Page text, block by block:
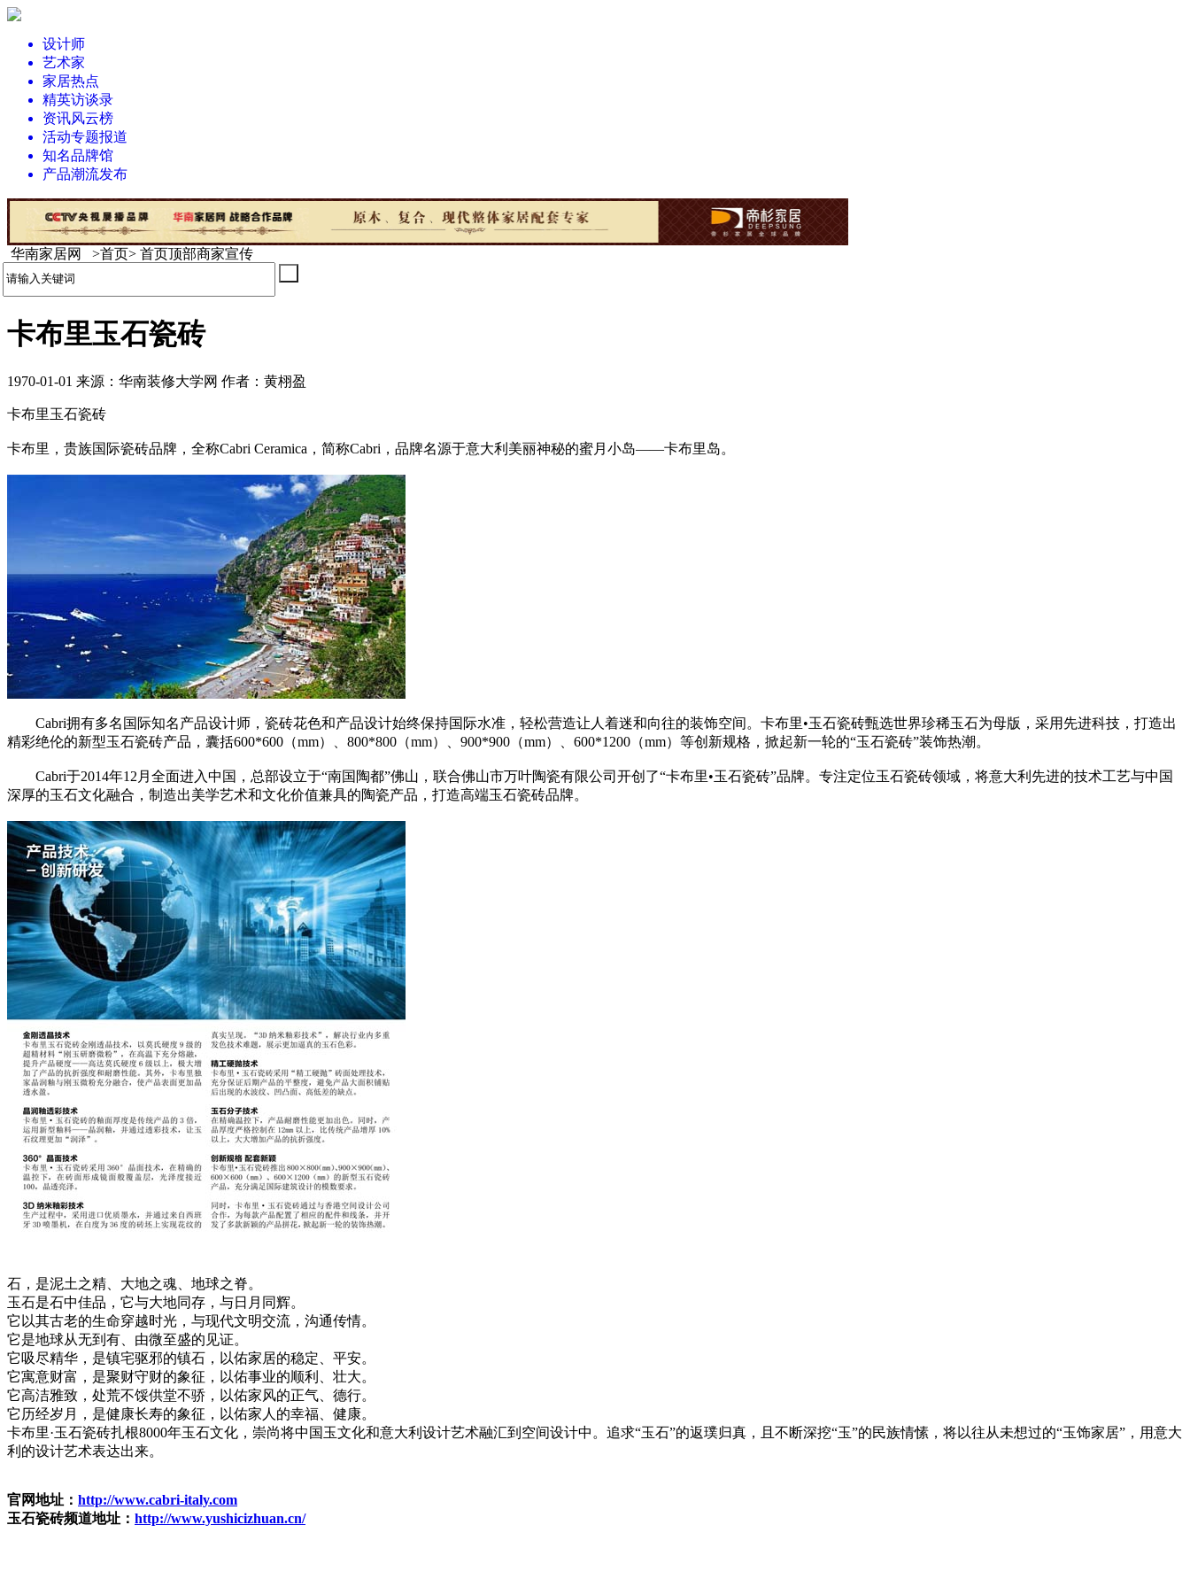
设计师
艺术家
家居热点
精英访谈录
资讯风云榜
活动专题报道
知名品牌馆
产品潮流发布
华南家居网 >首页> 首页顶部商家宣传
卡布里玉石瓷砖
1970-01-01 来源：华南装修大学网 作者：黄栩盈
卡布里玉石瓷砖
卡布里，贵族国际瓷砖品牌，全称Cabri Ceramica，简称Cabri，品牌名源于意大利美丽神秘的蜜月小岛——卡布里岛。
Cabri拥有多名国际知名产品设计师，瓷砖花色和产品设计始终保持国际水准，轻松营造让人着迷和向往的装饰空间。卡布里•玉石瓷砖甄选世界珍稀玉石为母版，采用先进科技，打造出
精彩绝伦的新型玉石瓷砖产品，囊括600*600（mm）、800*800（mm）、900*900（mm）、600*1200（mm）等创新规格，掀起新一轮的“玉石瓷砖”装饰热潮。
Cabri于2014年12月全面进入中国，总部设立于“南国陶都”佛山，联合佛山市万叶陶瓷有限公司开创了“卡布里•玉石瓷砖”品牌。专注定位玉石瓷砖领域，将意大利先进的技术工艺与中国
深厚的玉石文化融合，制造出美学艺术和文化价值兼具的陶瓷产品，打造高端玉石瓷砖品牌。
石，是泥土之精、大地之魂、地球之脊。
玉石是石中佳品，它与大地同存，与日月同辉。
它以其古老的生命穿越时光，与现代文明交流，沟通传情。
它是地球从无到有、由微至盛的见证。
它吸尽精华，是镇宅驱邪的镇石，以佑家居的稳定、平安。
它寓意财富，是聚财守财的象征，以佑事业的顺利、壮大。
它高洁雅致，处荒不馁供堂不骄，以佑家风的正气、德行。
它历经岁月，是健康长寿的象征，以佑家人的幸福、健康。
卡布里·玉石瓷砖扎根8000年玉石文化，崇尚将中国玉文化和意大利设计艺术融汇到空间设计中。追求“玉石”的返璞归真，且不断深挖“玉”的民族情愫，将以往从未想过的“玉饰家居”，用意大
利的设计艺术表达出来。
官网地址： http://www.cabri-italy.com
玉石瓷砖频道地址： http://www.yushicizhuan.cn/